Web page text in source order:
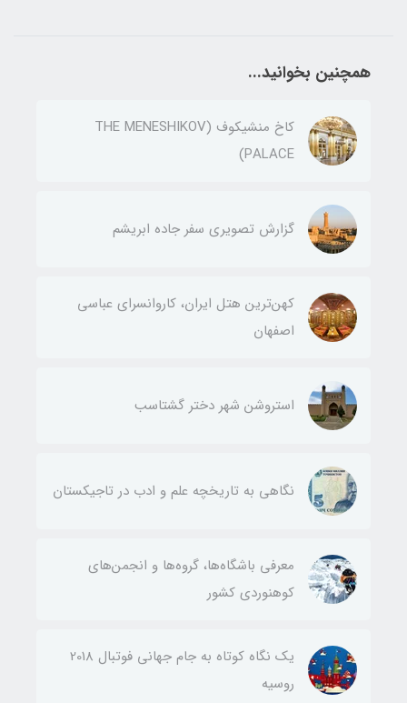
همچنین بخوانید...
کاخ منشیکوف (THE MENESHIKOV
PALACE)
گزارش تصویری سفر جاده ابریشم
کهن‌ترین هتل ایران، کاروانسرای عباسی
اصفهان
استروشن شهر دختر گشتاسب
نگاهی به تاریخچه علم و ادب در تاجیکستان
معرفی باشگاه‌ها، گروه‌ها و انجمن‌های
کوهنوردی کشور
یک نگاه کوتاه به جام جهانی فوتبال 2018
روسیه